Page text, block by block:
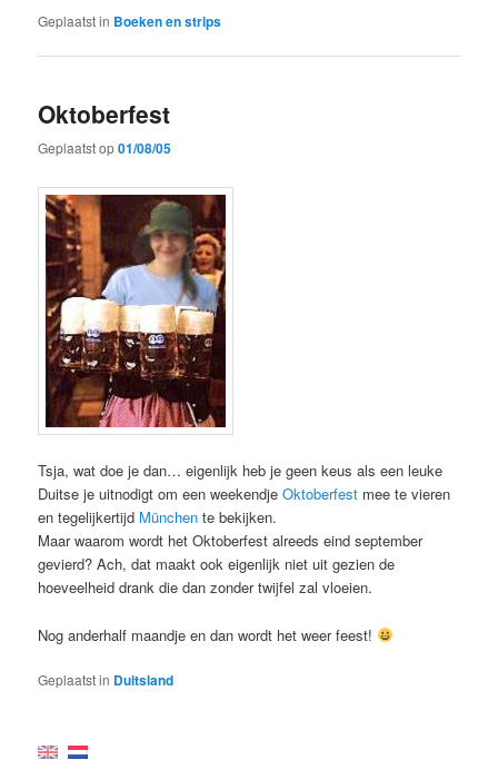
Geplaatst in Boeken en strips
Oktoberfest
Geplaatst op01/08/05
Tsja, wat doe je dan… eigenlijk heb je geen keus als een leuke
Duitse je uitnodigt om een weekendjeOktoberfest mee te vieren
en tegelijkertijd München te bekijken.
Maar waarom wordt het Oktoberfest alreeds eind september
gevierd? Ach, dat maakt ook eigenlijk niet uit gezien de
hoeveelheid drank die dan zonder twijfel zal vloeien.
Nog anderhalf maandje en dan wordt het weer feest!
Geplaatst in Duitsland